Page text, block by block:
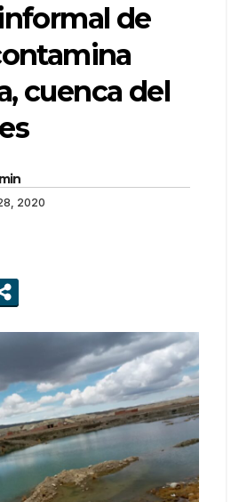
de
cuenca del
2020